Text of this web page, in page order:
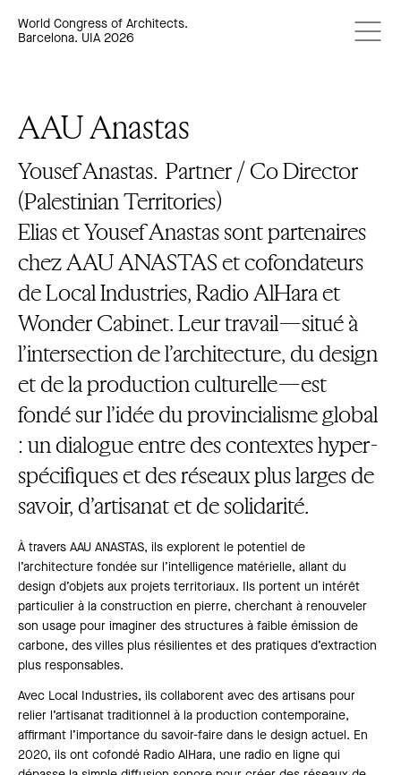
World Congress of Architects.
Barcelona. UIA 2026
AAU Anastas
Yousef Anastas. Partner / Co Director
(Palestinian Territories)
Elias et Yousef Anastas sont partenaires
chez AAU ANASTAS et cofondateurs
de Local Industries, Radio AlHara et
Wonder Cabinet. Leur travail—situé à
l’intersection de l’architecture, du design
et de la production culturelle—est
fondé sur l’idée du provincialisme global
: un dialogue entre des contextes hyper-
spécifiques et des réseaux plus larges de
savoir, d’artisanat et de solidarité.
À travers AAU ANASTAS, ils explorent le potentiel de
l’architecture fondée sur l’intelligence matérielle, allant du
design d’objets aux projets territoriaux. Ils portent un intérêt
particulier à la construction en pierre, cherchant à renouveler
son usage pour imaginer des structures à faible émission de
carbone, des villes plus résilientes et des pratiques d’extraction
plus responsables.
Avec Local Industries, ils collaborent avec des artisans pour
relier l’artisanat traditionnel à la production contemporaine,
affirmant l’importance du savoir-faire dans le design actuel. En
2020, ils ont cofondé Radio AlHara, une radio en ligne qui